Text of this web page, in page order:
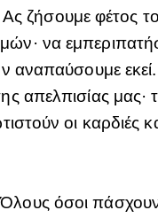
Ας ζήσουμε φέτος το
να
αναπαύσουμε
απελπισίας μας·
οι καρδιές
όσοι